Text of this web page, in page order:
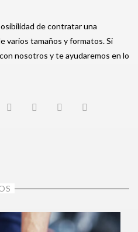
de contratar una
varios tamaños y formatos. Si
con nosotros y te ayudaremos en lo